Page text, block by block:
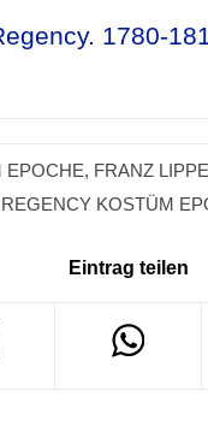
1780-
EPOCHE, FRANZ
REGENCY KOSTÜM
Eintrag teilen